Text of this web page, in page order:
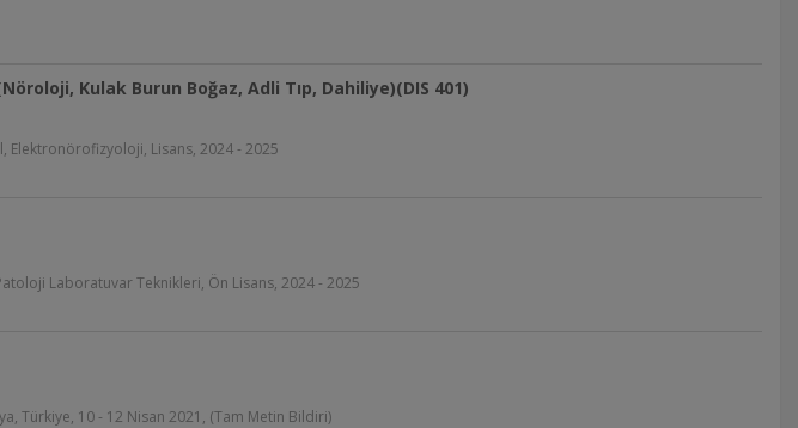
Kulak Burun Boğaz, Adli Tıp, Dahiliye)(DIS 401)
Elektronörofizyoloji, Lisans, 2024 - 2025
Laboratuvar Teknikleri, Ön Lisans, 2024 - 2025
Türkiye, 10 - 12 Nisan 2021, (Tam Metin Bildiri)